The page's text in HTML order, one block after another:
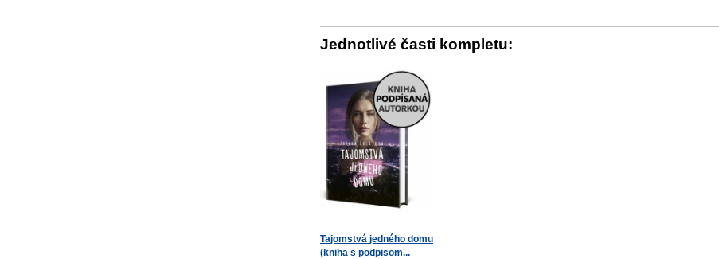
Jednotlivé časti kompletu:
Tajomstvá jedného domu
(kniha s podpisom...